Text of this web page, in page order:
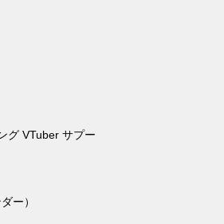
グ VTuber サプー
ー）